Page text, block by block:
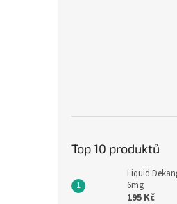
Top 10 produktů
Liquid
6mg
195 Kč